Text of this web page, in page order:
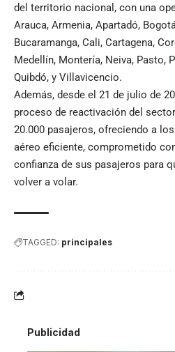
del territorio nacional, con una
Arauca, Armenia, Apartadó,
Bucaramanga, Cali, Cartagena,
Medellín, Montería, Neiva, Pasto,
Quibdó, y Villavicencio.
Además, desde el 21 de julio de
proceso de reactivación del
20.000 pasajeros, ofreciendo a
aéreo eficiente, comprometido
confianza de sus pasajeros para
volver a volar.
TAGGED: principales
Publicidad